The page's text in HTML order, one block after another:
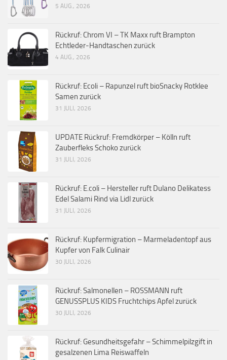
5 AUG., 2026
Rückruf: Chrom VI – TK Maxx ruft Brampton
Echtleder-Handtaschen zurück
4 AUG., 2026
Rückruf: Ecoli – Rapunzel ruft bioSnacky Rotklee
Samen zurück
31 JULI, 2026
UPDATE Rückruf: Fremdkörper – Kölln ruft
Zauberfleks Schoko zurück
31 JULI, 2026
Rückruf: E.coli – Hersteller ruft Dulano Delikatess
Edel Salami Rind via Lidl zurück
31 JULI, 2026
Rückruf: Kupfermigration – Marmeladentopf aus
Kupfer von Falk Culinair
30 JULI, 2026
Rückruf: Salmonellen – ROSSMANN ruft
GENUSSPLUS KIDS Fruchtchips Apfel zurück
30 JULI, 2026
Rückruf: Gesundheitsgefahr – Schimmelpilzgift in
gesalzenen Lima Reiswaffeln